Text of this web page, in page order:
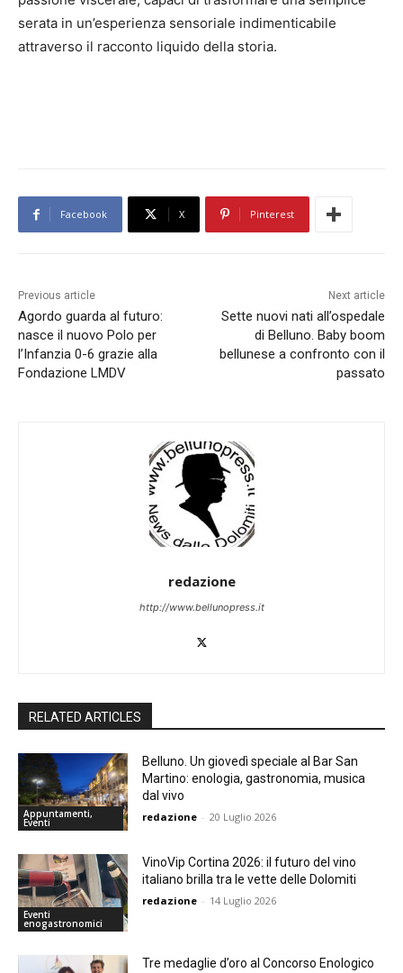
serata in un’esperienza sensoriale indimenticabile
attraverso il racconto liquido della storia.
Facebook X Pinterest
Previous article
Agordo guarda al futuro:
nasce il nuovo Polo per
l’Infanzia 0-6 grazie alla
Fondazione LMDV
Next article
Sette nuovi nati all’ospedale
di Belluno. Baby boom
bellunese a confronto con il
passato
redazione
http://www.bellunopress.it
RELATED ARTICLES
Appuntamenti,
Eventi
Belluno. Un giovedì speciale al Bar San
Martino: enologia, gastronomia, musica
dal vivo
redazione - 20 Luglio 2026
Eventi
enogastronomici
VinoVip Cortina 2026: il futuro del vino
italiano brilla tra le vette delle Dolomiti
redazione - 14 Luglio 2026
Tre medaglie d’oro al Concorso Enologico